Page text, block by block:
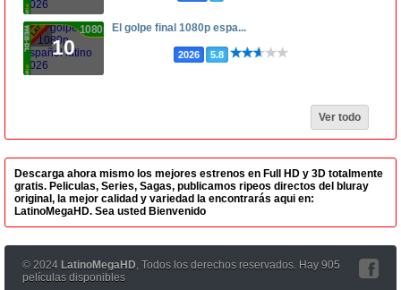
10
1080p El golpe final 1080p espa...
2026 5.8
Ver todo
Descarga ahora mismo los mejores estrenos en Full HD y 3D totalmente
gratis. Peliculas, Series, Sagas, publicamos ripeos directos del bluray
original, la mejor calidad y variedad la encontrarás aqui en:
LatinoMegaHD. Sea usted Bienvenido
© 2024 LatinoMegaHD , Todos los derechos reservados. Hay 905
películas disponibles